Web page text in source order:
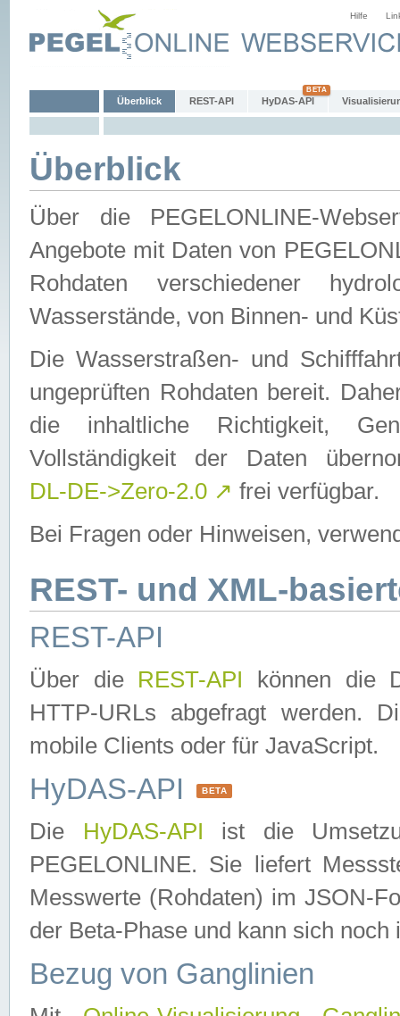
Hilfe
Überblick REST-API HyDAS-API
Überblick
Über die PEGELONLINE-
Angebote mit Daten von
Rohdaten verschiedener
Wasserstände, von Binnen- und
Die Wasserstraßen- und
ungeprüften Rohdaten bereit.
die inhaltliche Richtigkeit,
Vollständigkeit der Daten
DL-DE->Zero-2.0 ↗ frei verfügbar.
Bei Fragen oder Hinweisen,
REST- und XML-
REST-API
Über die REST-API können die
HTTP-URLs abgefragt werden.
mobile Clients oder für JavaScript.
HyDAS-API BETA
Die HyDAS-API ist die
PEGELONLINE. Sie liefert
Messwerte (Rohdaten) im JSON-
der Beta-Phase und kann sich noch
Bezug von Ganglinien